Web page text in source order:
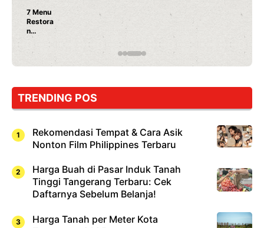
Nunung Srimulat & Vicky Prasetyo
Rahasia Mami Bikin Nagih!
TRENDING POS
Rekomendasi Tempat & Cara Asik
Nonton Film Philippines Terbaru
Harga Buah di Pasar Induk Tanah
Tinggi Tangerang Terbaru: Cek
Daftarnya Sebelum Belanja!
Harga Tanah per Meter Kota